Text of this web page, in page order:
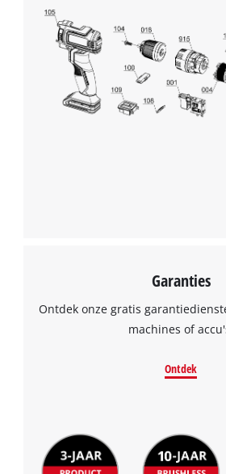
Garanties
Ontdek onze gratis
machines of
Ontdek